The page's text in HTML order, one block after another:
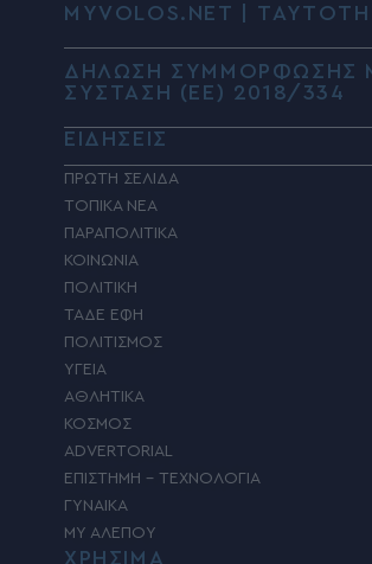
MYVOLOS.NET |
ΔΗΛΩΣΗ ΣΥΜΜΟΡΦΩΣΗΣ
ΣΥΣΤΑΣΗ (ΕΕ) 2018/334
ΕΙΔΗΣΕΙΣ
ΠΡΩΤΗ ΣΕΛΙΔΑ
ΤΟΠΙΚΑ ΝΕΑ
ΠΑΡΑΠΟΛΙΤΙΚΑ
ΚΟΙΝΩΝΙΑ
ΠΟΛΙΤΙΚΗ
ΤΑΔΕ ΕΦΗ
ΠΟΛΙΤΙΣΜΟΣ
ΥΓΕΙΑ
ΑΘΛΗΤΙΚΑ
ΚΟΣΜΟΣ
ADVERTORIAL
ΕΠΙΣΤΗΜΗ – ΤΕΧΝΟΛΟΓΙΑ
ΓΥΝΑΙΚΑ
MY ΑΛΕΠΟΥ
ΧΡΗΣΙΜΑ